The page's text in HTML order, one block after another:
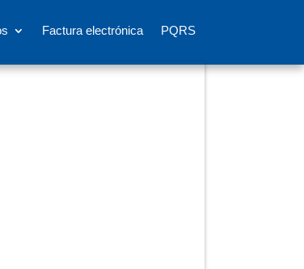
Factura electrónica PQRS